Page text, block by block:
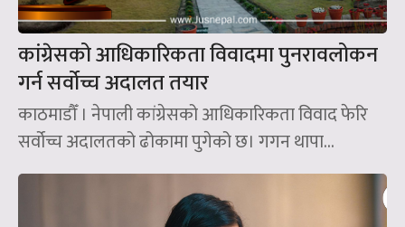
कांग्रेसको आधिकारिकता विवादमा पुनरावलोकन
गर्न सर्वोच्च अदालत तयार
काठमाडौँ । नेपाली कांग्रेसको आधिकारिकता विवाद फेरि
सर्वोच्च अदालतको ढोकामा पुगेको छ। गगन थापा...